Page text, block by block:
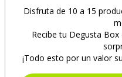
Disfruta de 10 a 15
Recibe tu Degusta
¡Todo esto por un valor